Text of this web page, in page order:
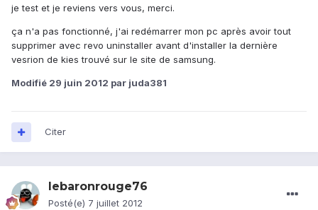
je test et je reviens vers vous, merci.
ça n'a pas fonctionné, j'ai redémarrer mon pc après avoir tout
supprimer avec revo uninstaller avant d'installer la dernière
vesrion de kies trouvé sur le site de samsung.
Modifié 29 juin 2012 par juda381
Citer
lebaronrouge76
Posté(e) 7 juillet 2012